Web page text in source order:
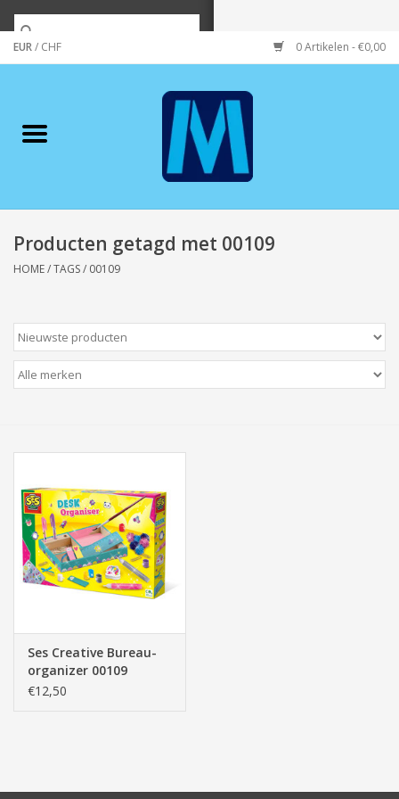
EUR/ CHF 0 Artikelen - €0,00
Merken
Wonen/koken/huishouden
Wenskaarten
Zeeuws/Streek
Boeken
Elektra
Baby & Peuter
Speelgoed & hobby
Cadeau & feest
Producten getagd met 00109
HOME/TAGS/ 00109
Ses Creative Bureau-
organizer 00109
€12,50